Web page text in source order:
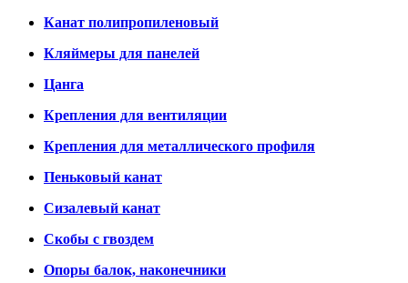
Канат полипропиленовый
Кляймеры для панелей
Цанга
Крепления для вентиляции
Крепления для металлического профиля
Пеньковый канат
Сизалевый канат
Скобы с гвоздем
Опоры балок, наконечники